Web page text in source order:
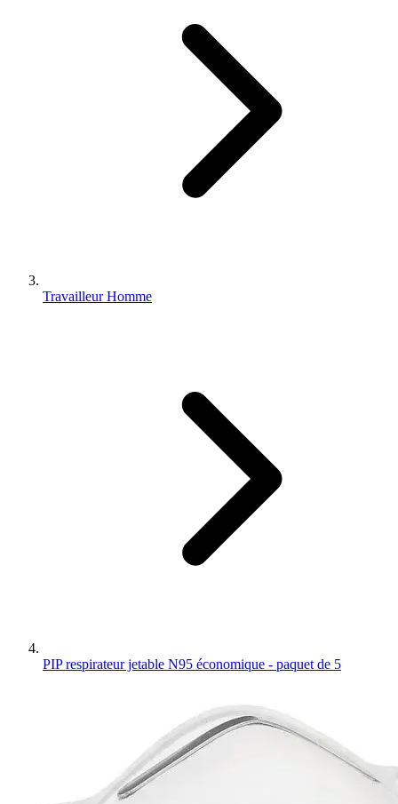
Travailleur Homme
PIP respirateur jetable N95 économique - paquet de 5